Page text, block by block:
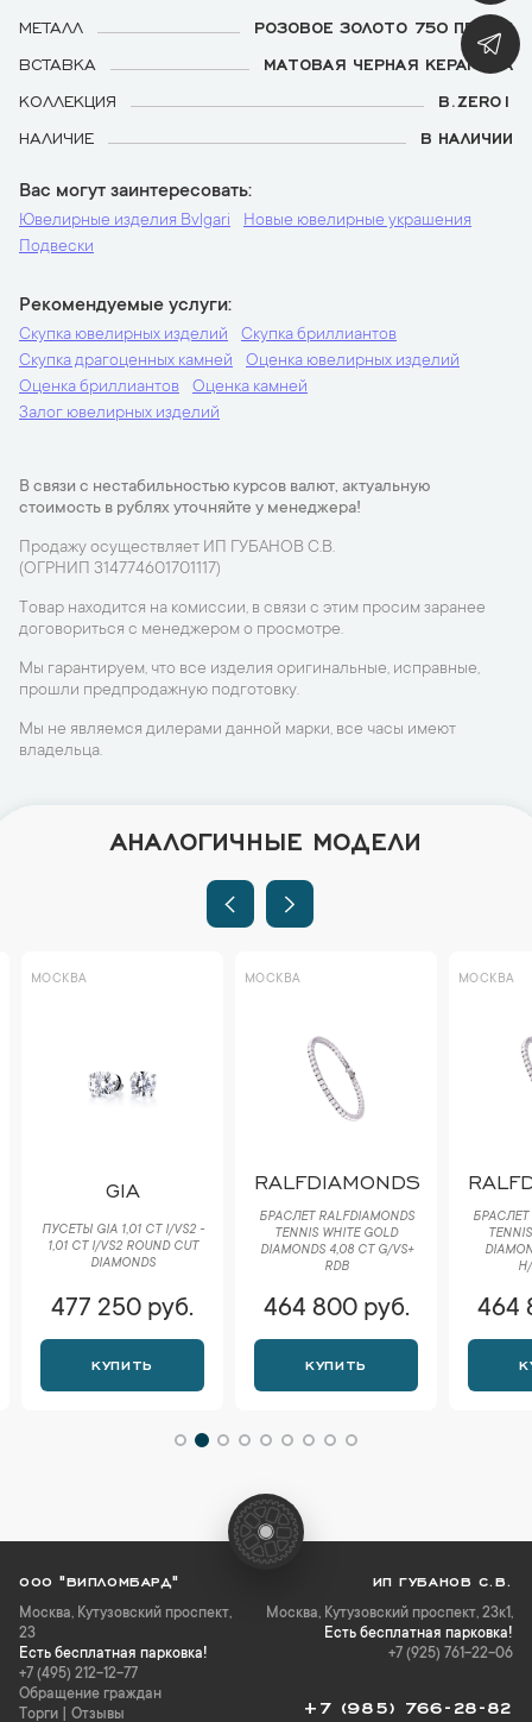
МЕТАЛЛ
РОЗОВОЕ ЗОЛОТО 750 ПРОБЫ
ВСТАВКА
МАТОВАЯ ЧЕРНАЯ КЕРАМИКА
КОЛЛЕКЦИЯ
B.ZERO1
НАЛИЧИЕ
В НАЛИЧИИ
Вас могут заинтересовать
Ювелирные изделия Bvlgari
Новые ювелирные украшения
Подвески
Рекомендуемые услуги
Скупка ювелирных изделий
Скупка бриллиантов
Скупка драгоценных камней
Оценка ювелирных изделий
Оценка бриллиантов
Оценка камней
Залог ювелирных изделий
В связи с нестабильностью курсов валют, актуальную
стоимость в рублях уточняйте у менеджера!
Продажу осуществляет ИП ГУБАНОВ С.В.
(ОГРНИП 314774601701117)
Товар находится на комиссии, в связи с этим просим заранее
договориться с менеджером о просмотре.
Мы гарантируем, что все изделия оригинальные, исправные,
прошли предпродажную подготовку.
Мы не являемся дилерами данной марки, все часы имеют
владельца.
АНАЛОГИЧНЫЕ МОДЕЛИ
МОСКВА
GIA
ПУСЕТЫ GIA 1,01 CT I/VS2 -
1,01 CT I/VS2 ROUND CUT
DIAMONDS
477 250 руб.
КУПИТЬ
МОСКВА
RALFDIAMONDS
БРАСЛЕТ RALFDIAMONDS
TENNIS WHITE GOLD
DIAMONDS 4,08 CT G/VS+
RDB
464 800 руб.
КУПИТЬ
МОСКВА
БРАСЛЕТ
464
ООО "ВИПЛОМБАРД"
Москва, Кутузовский проспект,
23
Есть бесплатная парковка!
+7 (495) 212-12-77
Обращение граждан
Торги
Отзывы
ИП ГУБАНОВ С.В.
Москва, Кутузовский проспект, 23к1,
Есть бесплатная парковка!
+7 (925) 761-22-06
+7 (985) 766-28-82